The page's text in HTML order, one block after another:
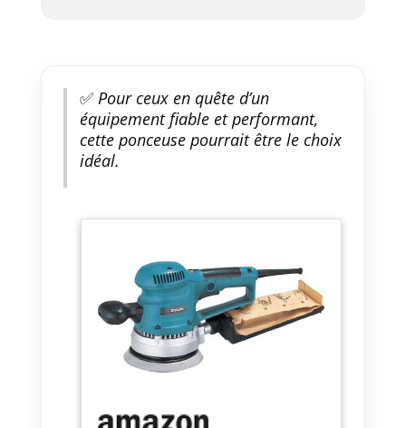
✅Pour ceux en quête d’un
équipement fiable et performant,
cette ponceuse pourrait être le choix
idéal.